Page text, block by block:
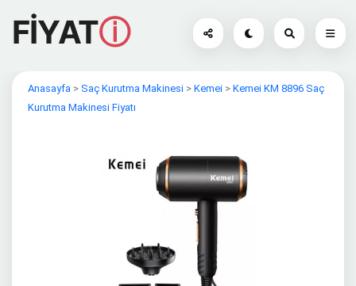
FİYATⓘ
Anasayfa > Saç Kurutma Makinesi > Kemei > Kemei KM 8896 Saç
Kurutma Makinesi Fiyatı